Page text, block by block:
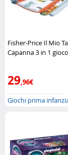
Fisher-Price Il Mio
Capanna 3 in 1
29,96€
Giochi prima